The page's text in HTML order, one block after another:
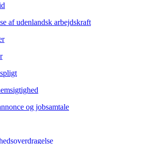
af udenlandsk arbejdskraft
og jobsamtale